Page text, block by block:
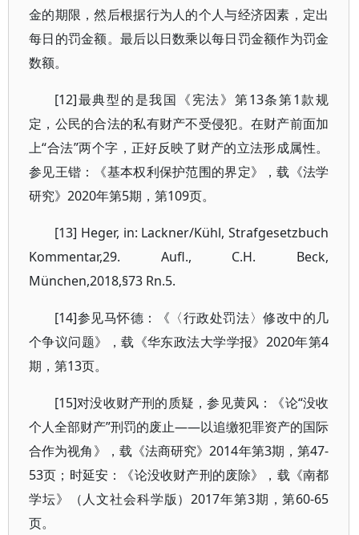
金的期限，然后根据行为人的个人与经济因素，定出
每日的罚金额。最后以日数乘以每日罚金额作为罚金
数额。
[12]最典型的是我国《宪法》第13条第1款规
定，公民的合法的私有财产不受侵犯。在财产前面加
上“合法”两个字，正好反映了财产的立法形成属性。
参见王锴：《基本权利保护范围的界定》，载《法学
研究》2020年第5期，第109页。
[13] Heger, in: Lackner/Kühl, Strafgesetzbuch
Kommentar,29. Aufl., C.H. Beck,
München,2018,§73 Rn.5.
[14]参见马怀德：《〈行政处罚法〉修改中的几
个争议问题》，载《华东政法大学学报》2020年第4
期，第13页。
[15]对没收财产刑的质疑，参见黄风：《论“没收
个人全部财产”刑罚的废止——以追缴犯罪资产的国际
合作为视角》，载《法商研究》2014年第3期，第47-
53页；时延安：《论没收财产刑的废除》，载《南都
学坛》（人文社会科学版）2017年第3期，第60-65
页。